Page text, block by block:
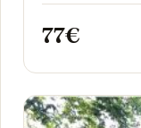
Proche de la
77€